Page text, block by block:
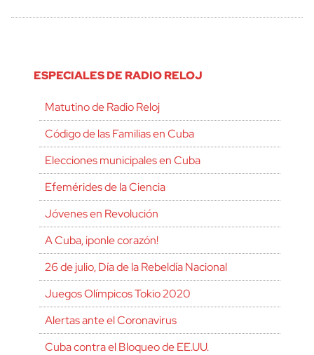
ESPECIALES DE RADIO RELOJ
Matutino de Radio Reloj
Código de las Familias en Cuba
Elecciones municipales en Cuba
Efemérides de la Ciencia
Jóvenes en Revolución
A Cuba, ¡ponle corazón!
26 de julio, Día de la Rebeldía Nacional
Juegos Olímpicos Tokio 2020
Alertas ante el Coronavirus
Cuba contra el Bloqueo de EE.UU.